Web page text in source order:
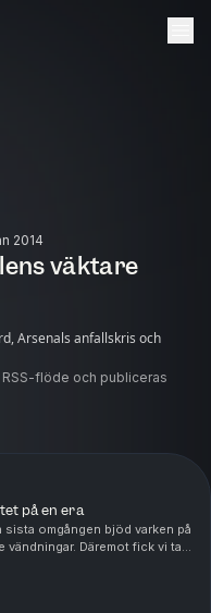
2014
väktare
Arsenals anfallskris och
flöde och publiceras
på en era
omgången bjöd varken på
vändningar. Däremot fick vi ta
ikoner. Vi tar ut säsongens